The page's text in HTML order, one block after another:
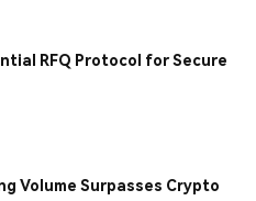
RFQ Protocol for Secure
Volume Surpasses Crypto